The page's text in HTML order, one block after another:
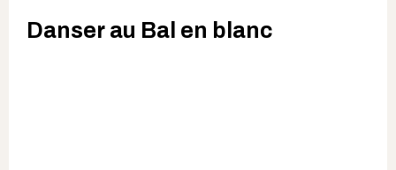
Danser au Bal en blanc